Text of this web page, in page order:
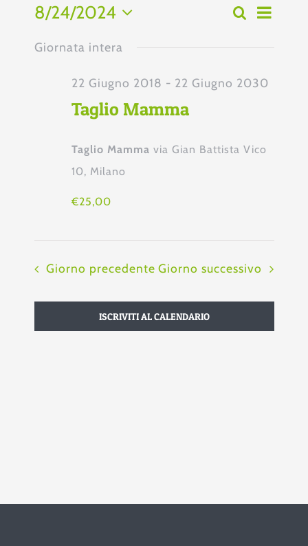
viste
Cerca
Giorno
8/24/2024
la
Giornata intera
22 Giugno 2018 - 22 Giugno 2030
Taglio Mamma
Taglio Mamma via Gian Battista Vico
10, Milano
€25,00
Giorno precedente Giorno successivo
ISCRIVITI AL CALENDARIO